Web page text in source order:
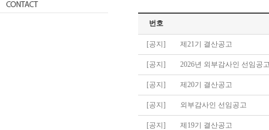
번호
[공지] 제21기 결산공고
[공지] 2026년 외부감사인 선임공
[공지] 제20기 결산공고
[공지] 외부감사인 선임공고
[공지] 제19기 결산공고